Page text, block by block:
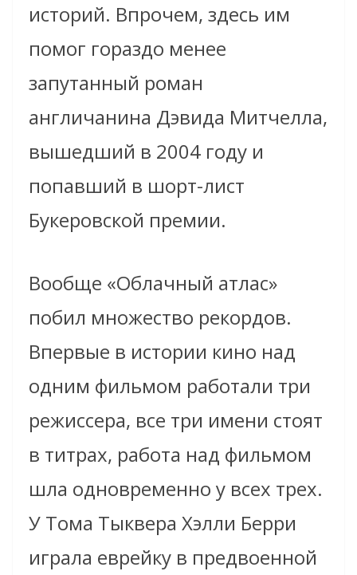
историй. Впрочем, здесь им
помог гораздо менее
запутанный роман
англичанина Дэвида Митчелла,
вышедший в 2004 году и
попавший в шорт-лист
Букеровской премии.
Вообще «Облачный атлас»
побил множество рекордов.
Впервые в истории кино над
одним фильмом работали три
режиссера, все три имени стоят
в титрах, работа над фильмом
шла одновременно у всех трех.
У Тома Тыквера Хэлли Берри
играла еврейку в предвоенной